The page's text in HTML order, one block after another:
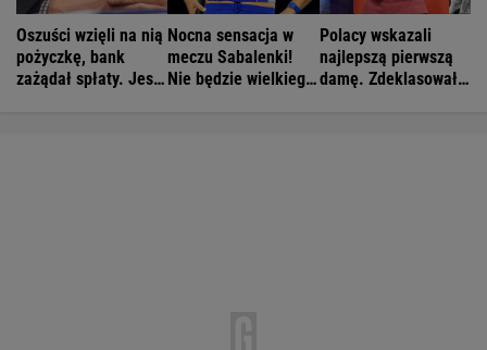
Oszuści wzięli na nią
pożyczkę, bank
zażądał spłaty. Jest
Nocna sensacja w
meczu Sabalenki!
Nie będzie wielkiego
Polacy wskazali
najlepszą pierwszą
damę. Zdeklasowała